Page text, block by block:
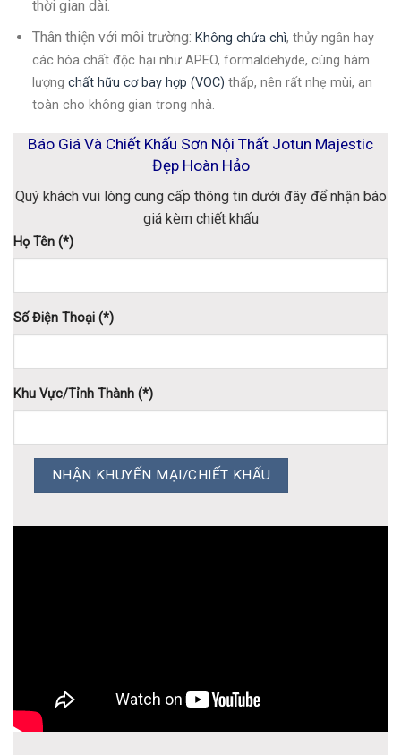
thời gian dài.
Thân thiện với môi trường: Không chứa chì, thủy ngân hay
các hóa chất độc hại như APEO, formaldehyde, cùng hàm
lượng chất hữu cơ bay hợp (VOC) thấp, nên rất nhẹ mùi, an
toàn cho không gian trong nhà.
Báo Giá Và Chiết Khấu Sơn Nội Thất Jotun Majestic
Đẹp Hoàn Hảo
Quý khách vui lòng cung cấp thông tin dưới đây để nhận báo
giá kèm chiết khấu
Họ Tên (*)
Số Điện Thoại (*)
Khu Vực/Tỉnh Thành (*)